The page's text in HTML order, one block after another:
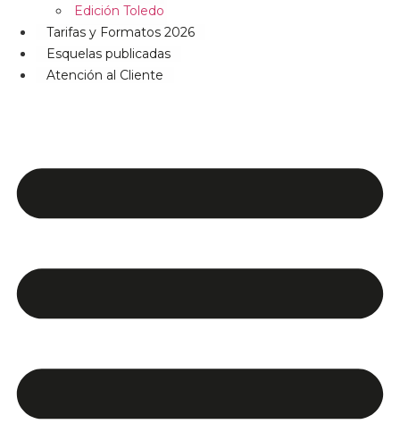
Edición Toledo
Tarifas y Formatos 2026
Esquelas publicadas
Atención al Cliente